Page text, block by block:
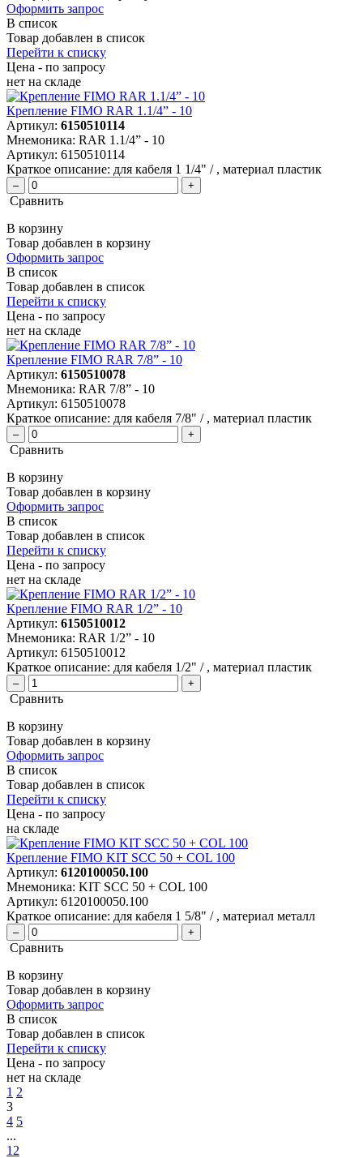
Оформить запрос
В список
Товар добавлен в список
Перейти к списку
Цена - по запросу
нет на складе
Крепление FIMO RAR 1.1/4” - 10
Артикул: 6150510114
Мнемоника: RAR 1.1/4” - 10
Артикул: 6150510114
Краткое описание: для кабеля 1 1/4" / , материал пластик
– +
Сравнить
В корзину
Товар добавлен в корзину
Оформить запрос
В список
Товар добавлен в список
Перейти к списку
Цена - по запросу
нет на складе
Крепление FIMO RAR 7/8” - 10
Артикул: 6150510078
Мнемоника: RAR 7/8” - 10
Артикул: 6150510078
Краткое описание: для кабеля 7/8" / , материал пластик
– +
Сравнить
В корзину
Товар добавлен в корзину
Оформить запрос
В список
Товар добавлен в список
Перейти к списку
Цена - по запросу
нет на складе
Крепление FIMO RAR 1/2” - 10
Артикул: 6150510012
Мнемоника: RAR 1/2” - 10
Артикул: 6150510012
Краткое описание: для кабеля 1/2" / , материал пластик
– +
Сравнить
В корзину
Товар добавлен в корзину
Оформить запрос
В список
Товар добавлен в список
Перейти к списку
Цена - по запросу
на складе
Крепление FIMO KIT SCC 50 + COL 100
Артикул: 6120100050.100
Мнемоника: KIT SCC 50 + COL 100
Артикул: 6120100050.100
Краткое описание: для кабеля 1 5/8" / , материал металл
– +
Сравнить
В корзину
Товар добавлен в корзину
Оформить запрос
В список
Товар добавлен в список
Перейти к списку
Цена - по запросу
нет на складе
1 2
3
4 5
...
12